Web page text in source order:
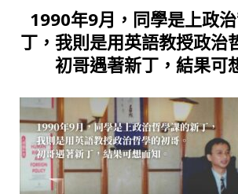
1990年9月，同學是上政
丁，我則是用英語教授政治
初哥遇著新丁，結果可